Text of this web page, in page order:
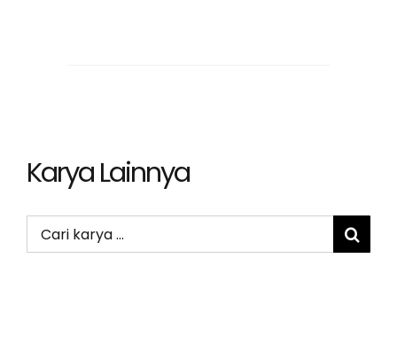
Karya Lainnya
Search
for: